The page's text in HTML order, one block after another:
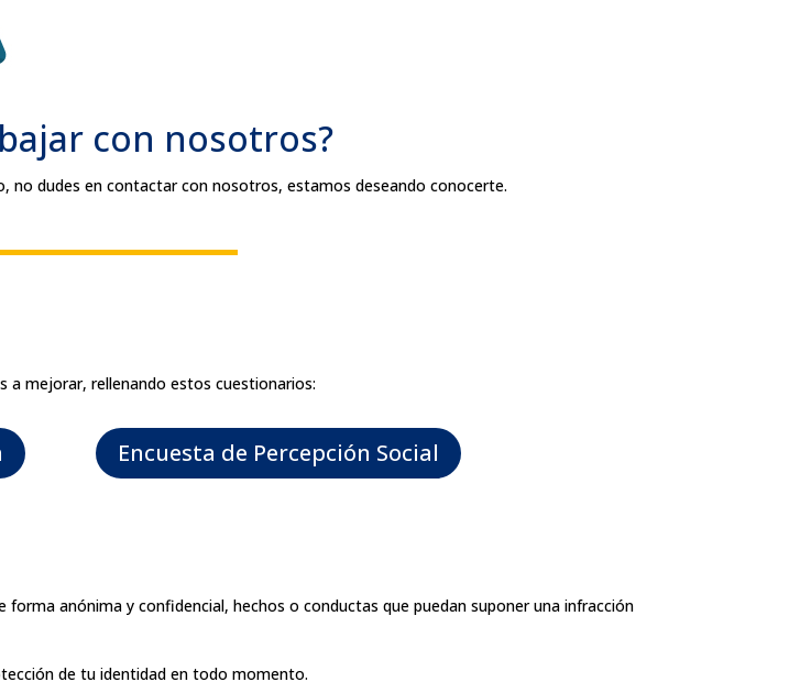
con nosotros?
no dudes en contactar con nosotros, estamos deseando conocerte.
a mejorar, rellenando estos cuestionarios:
Encuesta de Percepción Social
anónima y confidencial, hechos o conductas que puedan suponer una infracción
de tu identidad en todo momento.